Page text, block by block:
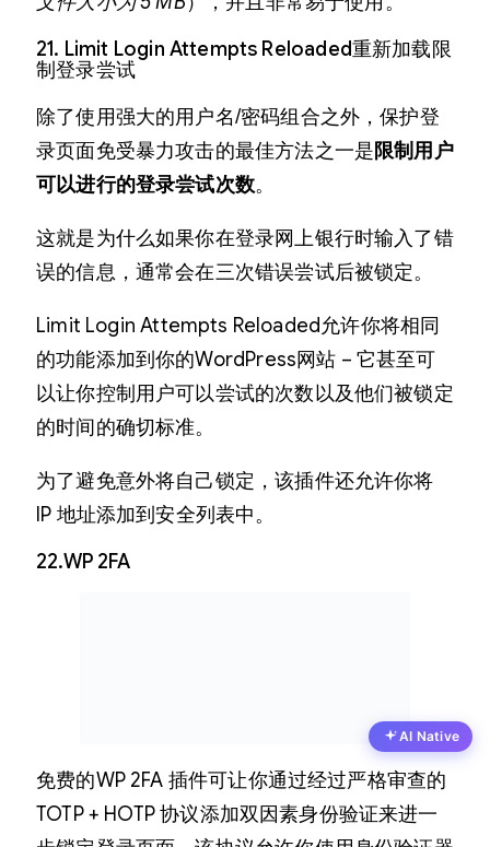
21. Limit Login Attempts Reloaded重新加载限
制登录尝试
除了使用强大的用户名/密码组合之外，保护登
录页面免受暴力攻击的最佳方法之一是限制用户
可以进行的登录尝试次数。
这就是为什么如果你在登录网上银行时输入了错
误的信息，通常会在三次错误尝试后被锁定。
Limit Login Attempts Reloaded允许你将相同
的功能添加到你的WordPress网站 – 它甚至可
以让你控制用户可以尝试的次数以及他们被锁定
的时间的确切标准。
为了避免意外将自己锁定，该插件还允许你将
IP 地址添加到安全列表中。
22.WP 2FA
免费的WP 2FA 插件可让你通过经过严格审查的
TOTP + HOTP 协议添加双因素身份验证来进一
AI Native